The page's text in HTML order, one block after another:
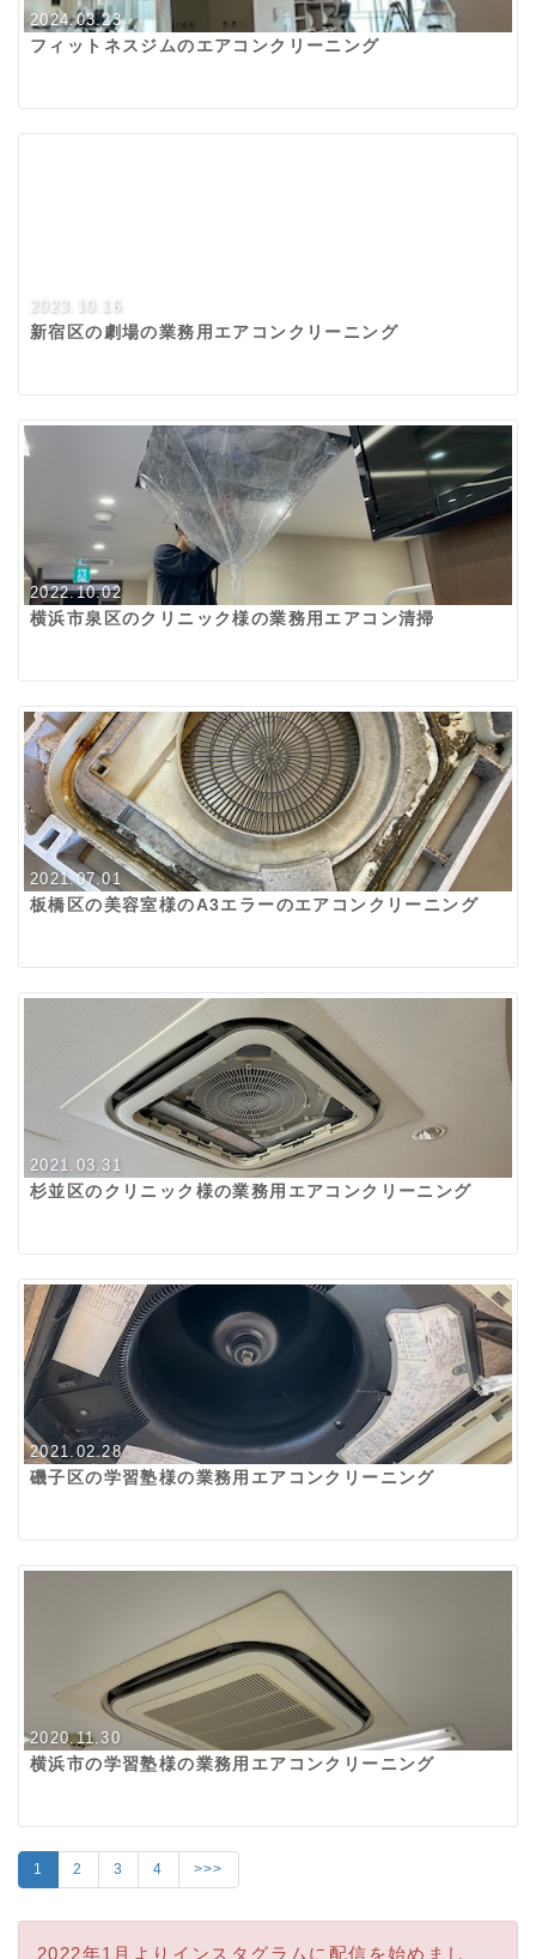
2024.03.23
フィットネスジムのエアコンクリーニング
2023.10.16
新宿区の劇場の業務用エアコンクリーニング
2022.10.02
横浜市泉区のクリニック様の業務用エアコン清掃
2021.07.01
板橋区の美容室様のA3エラーのエアコンクリーニング
2021.03.31
杉並区のクリニック様の業務用エアコンクリーニング
2021.02.28
磯子区の学習塾様の業務用エアコンクリーニング
2020.11.30
横浜市の学習塾様の業務用エアコンクリーニング
1 2 3 4 >>>
2022年1月よりインスタグラムに配信を始めまし